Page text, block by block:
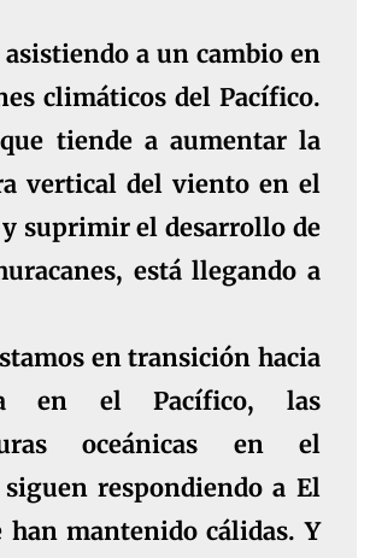
asistiendo a un cambio en
climáticos del Pacífico.
tiende a aumentar la
vertical del viento en el
suprimir el desarrollo de
está llegando a
en transición hacia
en el Pacífico, las
oceánicas en el
respondiendo a El
han mantenido cálidas. Y